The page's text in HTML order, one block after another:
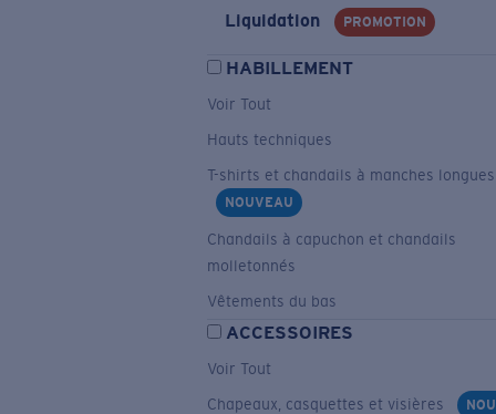
Liquidation PROMOTION
HABILLEMENT
Voir Tout
Hauts techniques
T-shirts et chandails à manches longues
NOUVEAU
Chandails à capuchon et chandails
molletonnés
Vêtements du bas
ACCESSOIRES
Voir Tout
Chapeaux, casquettes et visières